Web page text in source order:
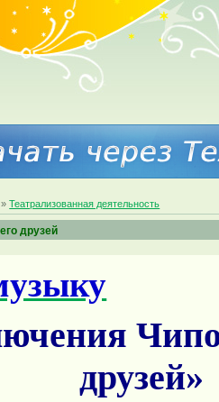
»Театрализованная деятельность
друзей
друзей»